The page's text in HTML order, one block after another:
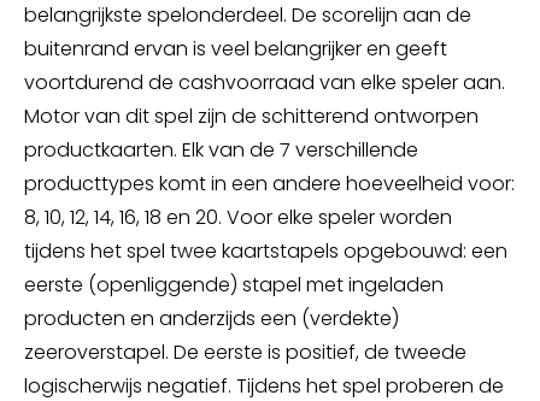
belangrijkste spelonderdeel. De scorelijn aan de
buitenrand ervan is veel belangrijker en geeft
voortdurend de cashvoorraad van elke speler aan.
Motor van dit spel zijn de schitterend ontworpen
productkaarten. Elk van de 7 verschillende
producttypes komt in een andere hoeveelheid voor:
8, 10, 12, 14, 16, 18 en 20. Voor elke speler worden
tijdens het spel twee kaartstapels opgebouwd: een
eerste (openliggende) stapel met ingeladen
producten en anderzijds een (verdekte)
zeeroverstapel. De eerste is positief, de tweede
logischerwijs negatief. Tijdens het spel proberen de